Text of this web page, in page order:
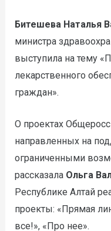
Битешева Наталья
министра
выступила на тему
лекарственного
граждан».
О проектах
направленных на
ограниченными
рассказала Ольга
Республике Алтай
проекты: «Прямая
все!», «Про нее».